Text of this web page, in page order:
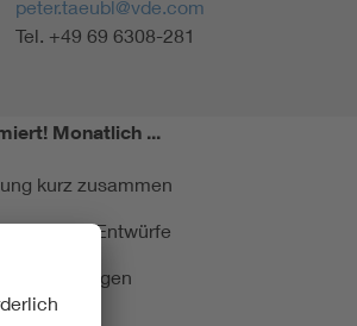
peter.taeubl@vde.com
Tel. +49 69 6308-281
Monatlich ...
kurz zusammen
und Entwürfe